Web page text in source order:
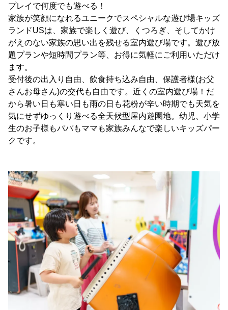
プレイで何度でも遊べる！
家族が笑顔になれるユニークでスペシャルな遊び場キッズ
ランドUSは、家族で楽しく遊び、くつろぎ、そしてかけ
がえのない家族の思い出を残せる室内遊び場です。遊び放
題プランや短時間プラン等、お得に気軽にご利用いただけ
ます。
受付後の出入り自由、飲食持ち込み自由、保護者様(お父
さんお母さん)の交代も自由です。近くの室内遊び場！だ
から暑い日も寒い日も雨の日も花粉が辛い時期でも天気を
気にせずゆっくり遊べる全天候型屋内遊園地。幼児、小学
生のお子様もパパもママも家族みんなで楽しいキッズパー
クです。